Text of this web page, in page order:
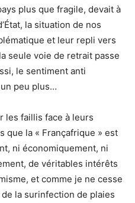
plus que fragile, devait à
la situation de nos
et leur repli vers
seule voie de retrait passe
le sentiment anti
peu plus…
les faillis face à leurs
que la « Françafrique » est
ni économiquement, ni
de véritables intérêts
et comme je ne cesse
de la surinfection de plaies